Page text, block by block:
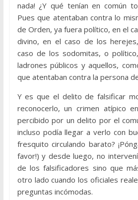
nada! ¿Y qué tenían en común
Pues que atentaban contra lo
de Orden, ya fuera político, en el
divino, en el caso de los
caso de los sodomitas, o
ladrones públicos y aquellos,
que atentaban contra la persona
Y es que el delito de falsificar
reconocerlo, un crimen atípico
percibido por un delito por el
incluso podía llegar a verlo con
fresquito circulando barato?
favor!) y desde luego, no
de los falsificadores sino que
otro lado cuando los oficiales
preguntas incómodas.